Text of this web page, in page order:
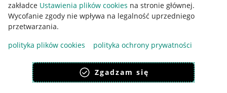
zakładce Ustawienia plików cookies na stronie głównej.
Wycofanie zgody nie wpływa na legalność uprzedniego
przetwarzania.
polityka plików cookies
polityka ochrony prywatności
Zgadzam się